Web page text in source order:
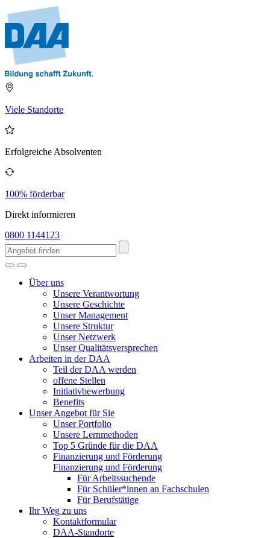
Viele Standorte
Erfolgreiche Absolventen
100% förderbar
Direkt informieren
0800 1144123
Über uns
Unsere Verantwortung
Unsere Geschichte
Unser Management
Unsere Struktur
Unser Netzwerk
Unser Qualitätsversprechen
Arbeiten in der DAA
Teil der DAA werden
offene Stellen
Initiativbewerbung
Benefits
Unser Angebot für Sie
Unser Portfolio
Unsere Lernmethoden
Top 5 Gründe für die DAA
Finanzierung und Förderung
Finanzierung und Förderung
Für Arbeitssuchende
Für Schüler*innen an Fachschulen
Für Berufstätige
Ihr Weg zu uns
Kontaktformular
DAA-Standorte